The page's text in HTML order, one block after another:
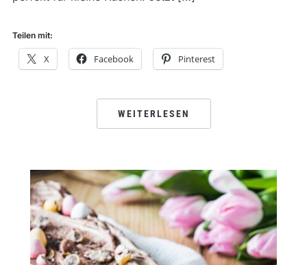
Teilen mit:
X Facebook Pinterest
WEITERLESEN